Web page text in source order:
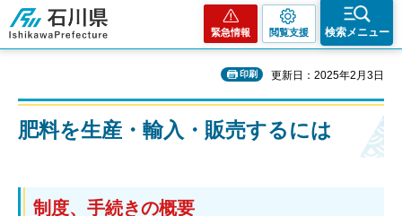
石川県
緊急情報 閲覧支援 検索メニュー
印刷 更新日：2025年2月3日
肥料を生産・輸入・販売するには
制度、手続きの概要